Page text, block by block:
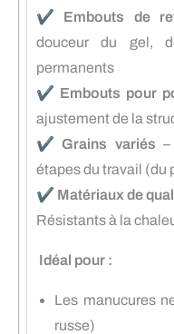
✔️ Embouts de
douceur du gel,
permanents
✔️ Embouts pour
ajustement de la
✔️ Grains variés
étapes du travail (du
✔️ Matériaux de
Résistants à la
Idéal pour :
Les manucures
russe)